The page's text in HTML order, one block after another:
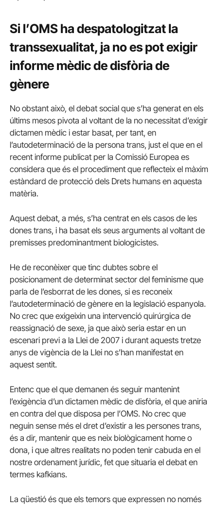
Si l’OMS ha despatologitzat la
transsexualitat, ja no es pot exigir
informe mèdic de disfòria de
gènere
No obstant això, el debat social que s’ha generat en els
últims mesos pivota al voltant de la no necessitat d’exigir
dictamen mèdic i estar basat, per tant, en
l’autodeterminació de la persona trans, just el que en el
recent informe publicat per la Comissió Europea es
considera que és el procediment que reflecteix el màxim
estàndard de protecció dels Drets humans en aquesta
matèria.
Aquest debat, a més, s’ha centrat en els casos de les
dones trans, i ha basat els seus arguments al voltant de
premisses predominantment biologicistes.
He de reconèixer que tinc dubtes sobre el
posicionament de determinat sector del feminisme que
parla de l’esborrat de les dones, si es reconeix
l’autodeterminació de gènere en la legislació espanyola.
No crec que exigeixin una intervenció quirúrgica de
reassignació de sexe, ja que això seria estar en un
escenari previ a la Llei de 2007 i durant aquests tretze
anys de vigència de la Llei no s’han manifestat en
aquest sentit.
Entenc que el que demanen és seguir mantenint
l’exigència d’un dictamen mèdic de disfòria, el que aniria
en contra del que disposa per l’OMS. No crec que
neguin sense més el dret d’existir a les persones trans,
és a dir, mantenir que es neix biològicament home o
dona, i que altres realitats no poden tenir cabuda en el
nostre ordenament jurídic, fet que situaria el debat en
termes kafkians.
La qüestió és que els temors que expressen no només